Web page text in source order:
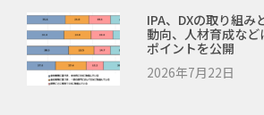
IPA、DXの取り組み
動向、人材育成な
ポイントを公開
2026年7月22日